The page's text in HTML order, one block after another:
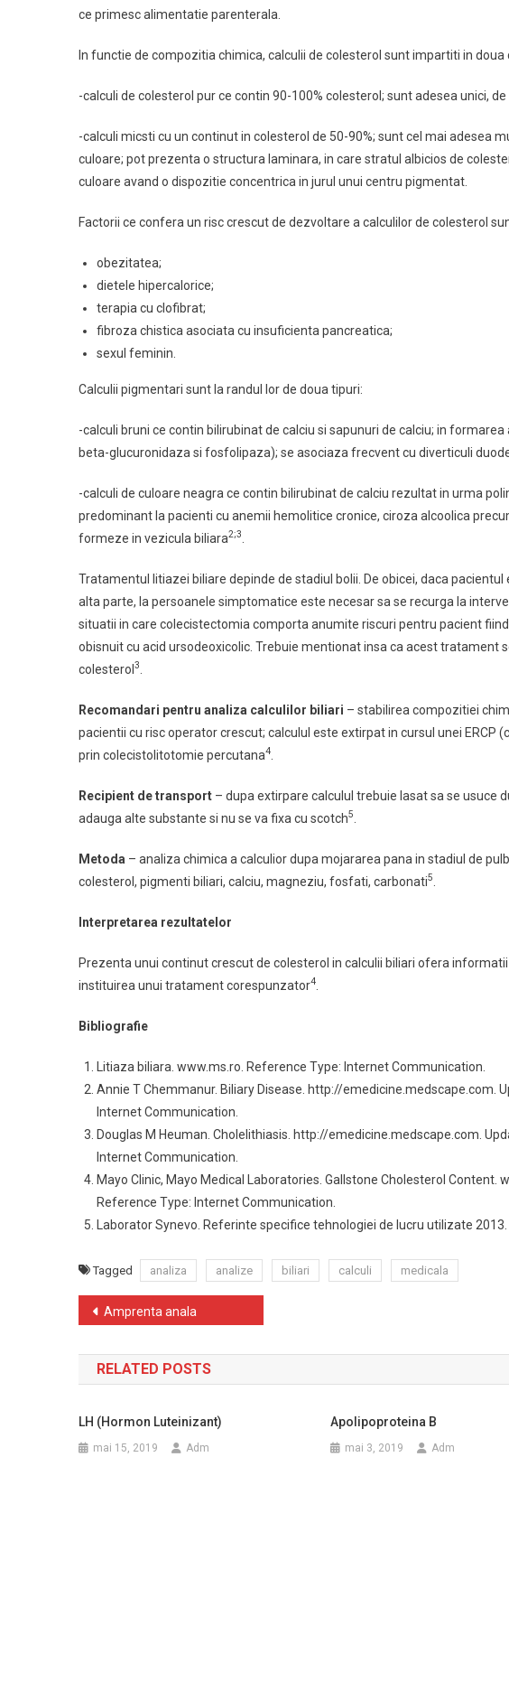
ce primesc alimentatie parenterala.
In functie de compozitia chimica, calculii de colesterol sunt impartiti in doua
-calculi de colesterol pur ce contin 90-100% colesterol; sunt adesea unici,
-calculi micsti cu un continut in colesterol de 50-90%; sunt cel mai adesea
culoare; pot prezenta o structura laminara, in care stratul albicios de
culoare avand o dispozitie concentrica in jurul unui centru pigmentat.
Factorii ce confera un risc crescut de dezvoltare a calculilor de colesterol
obezitatea;
dietele hipercalorice;
terapia cu clofibrat;
fibroza chistica asociata cu insuficienta pancreatica;
sexul feminin.
Calculii pigmentari sunt la randul lor de doua tipuri:
-calculi bruni ce contin bilirubinat de calciu si sapunuri de calciu; in
beta-glucuronidaza si fosfolipaza); se asociaza frecvent cu diverticuli
-calculi de culoare neagra ce contin bilirubinat de calciu rezultat in urma
predominant la pacienti cu anemii hemolitice cronice, ciroza alcoolica
formeze in vezicula biliara2;3
Tratamentul litiazei biliare depinde de stadiul bolii. De obicei, daca
alta parte, la persoanele simptomatice este necesar sa se recurga la
situatii in care colecistectomia comporta anumite riscuri pentru pacient
obisnuit cu acid ursodeoxicolic. Trebuie mentionat insa ca acest tratament
colesterol 3
Recomandari pentru analiza calculilor biliari – stabilirea compozitiei
pacientii cu risc operator crescut; calculul este extirpat in cursul unei
prin colecistolitotomie percutana4
Recipient de transport – dupa extirpare calculul trebuie lasat sa se usuce
adauga alte substante si nu se va fixa cu scotch5
Metoda – analiza chimica a calculior dupa mojararea pana in stadiul de
colesterol, pigmenti biliari, calciu, magneziu, fosfati, carbonati5
Interpretarea rezultatelor
Prezenta unui continut crescut de colesterol in calculii biliari ofera
instituirea unui tratament corespunzator4
Bibliografie
Litiaza biliara. www.ms.ro. Reference Type: Internet Communication.
Annie T Chemmanur. Biliary Disease. http://emedicine.medscape.com.
Internet Communication.
Douglas M Heuman. Cholelithiasis. http://emedicine.medscape.com.
Internet Communication.
Mayo Clinic, Mayo Medical Laboratories. Gallstone Cholesterol Content.
Reference Type: Internet Communication.
Laborator Synevo. Referinte specifice tehnologiei de lucru utilizate 2013.
Tagged analiza analize biliari calculi medicala
Navigare
în
articole
Amprenta anala
RELATED POSTS
LH (hormon Luteinizant)
mai 15, 2019 Adm
Apolipoproteina B
mai 3, 2019 Adm